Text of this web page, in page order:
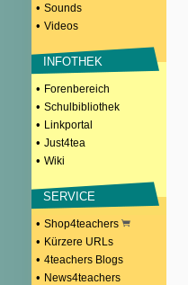
• Sounds
• Videos
INFOTHEK
• Forenbereich
• Schulbibliothek
• Linkportal
• Just4tea
• Wiki
SERVICE
• Shop4teachers
• Kürzere URLs
• 4teachers Blogs
• News4teachers